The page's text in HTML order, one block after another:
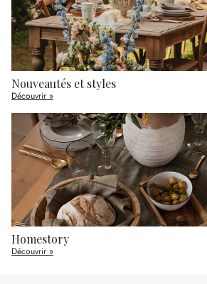
Nouveautés et styles
Découvrir »
Homestory
Découvrir »